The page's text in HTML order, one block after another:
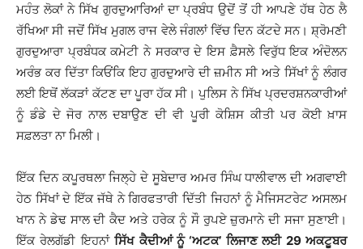
ਮਹੰਤ ਲੋਕਾਂ ਨੇ ਸਿੱਖ ਗੁਰਦੁਆਰਿਆਂ ਦਾ ਪ੍ਰਬੰਧ ਉਦੋਂ ਤੋਂ ਹੀ ਆਪਣੇ ਹੱਥ ਹੇਠ ਲੈ
ਰੱਖਿਆ ਸੀ ਜਦੋਂ ਸਿੱਖ ਮੁਗਲ ਰਾਜ ਵੇਲੇ ਜੰਗਲਾਂ ਵਿੱਚ ਦਿਨ ਕੱਟਦੇ ਸਨ। ਸ਼੍ਰੋਮਣੀ
ਗੁਰਦੁਆਰਾ ਪ੍ਰਬੰਧਕ ਕਮੇਟੀ ਨੇ ਸਰਕਾਰ ਦੇ ਇਸ ਫ਼ੈਸਲੇ ਵਿਰੁੱਧ ਇਕ ਅੰਦੋਲਨ
ਅਰੰਭ ਕਰ ਦਿੱਤਾ ਕਿਓਂਕਿ ਇਹ ਗੁਰਦੁਆਰੇ ਦੀ ਜ਼ਮੀਨ ਸੀ ਅਤੇ ਸਿੱਖਾਂ ਨੂੰ ਲੰਗਰ
ਲਈ ਇਥੋਂ ਲੱਕੜਾਂ ਕੱਟਣ ਦਾ ਪੂਰਾ ਹੱਕ ਸੀ। ਪੁਲਿਸ ਨੇ ਸਿੱਖ ਪ੍ਰਦਰਸ਼ਨਕਾਰੀਆਂ
ਨੂੰ ਡੰਡੇ ਦੇ ਜੋਰ ਨਾਲ ਦਬਾਉਣ ਦੀ ਵੀ ਪੂਰੀ ਕੋਸ਼ਿਸ ਕੀਤੀ ਪਰ ਕੋਈ ਖ਼ਾਸ
ਸਫ਼ਲਤਾ ਨਾ ਮਿਲੀ।
ਇੱਕ ਦਿਨ ਕਪੂਰਥਲਾ ਜਿਲ੍ਹੇ ਦੇ ਸੂਬੇਦਾਰ ਅਮਰ ਸਿੰਘ ਧਾਲੀਵਾਲ ਦੀ ਅਗਵਾਈ
ਹੇਠ ਸਿੱਖਾਂ ਦੇ ਇੱਕ ਜੱਥੇ ਨੇ ਗਿਰਫਤਾਰੀ ਦਿੱਤੀ ਜਿਹਨਾਂ ਨੂੰ ਮੈਜਿਸਟਰੇਟ ਅਸਲਮ
ਖਾਨ ਨੇ ਡੇਢ ਸਾਲ ਦੀ ਕੈਦ ਅਤੇ ਹਰੇਕ ਨੂੰ ਸੌ ਰੁਪਏ ਜ਼ੁਰਮਾਨੇ ਦੀ ਸਜਾ ਸੁਣਾਈ।
ਇੱਕ ਰੇਲਗੱਡੀ ਇਹਨਾਂਸਿੱਖ ਕੈਦੀਆਂ ਨੂੰ ‘ਅਟਕ’ ਲਿਜਾਣ ਲਈ 29 ਅਕਟੂਬਰ